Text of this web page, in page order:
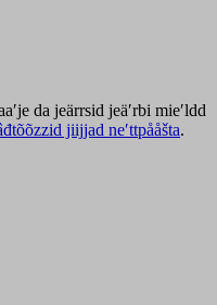
da jeärrsid jeäʹrbi mieʹldd
jiijjad neʹttpååšta.